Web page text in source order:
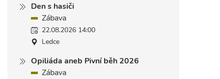
Den s hasiči
Zábava
22.08.2026 14:00
Ledce
Opiliáda aneb Pivní běh 2026
Zábava